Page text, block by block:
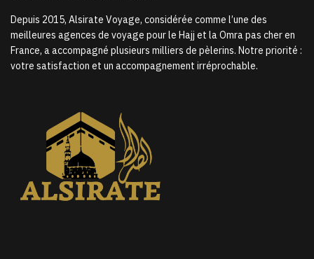
Depuis 2015, Alsirate Voyage, considérée comme l’une des
meilleures agences de voyage pour le Hajj et la Omra pas cher en
France, a accompagné plusieurs milliers de pèlerins. Notre priorité :
votre satisfaction et un accompagnement irréprochable.